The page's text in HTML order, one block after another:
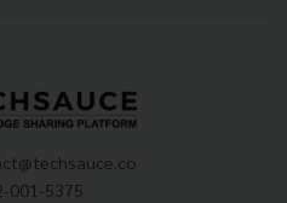
001-5375